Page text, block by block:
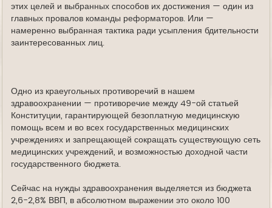
этих целей и выбранных способов их достижения — один из
главных провалов команды реформаторов. Или —
намеренно выбранная тактика ради усыпления бдительности
заинтересованных лиц.
Одно из краеугольных противоречий в нашем
здравоохранении — противоречие между 49-ой статьей
Конституции, гарантирующей безоплатную медицинскую
помощь всем и во всех государственных медицинских
учреждениях и запрещающей сокращать существующую сеть
медицинских учреждений, и возможностью доходной части
государственного бюджета.
Сейчас на нужды здравоохранения выделяется из бюджета
2,6-2,8% ВВП, в абсолютном выражении это около 100